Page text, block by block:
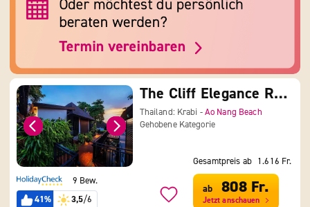
The Cliff Elegance Resort
Thailand: Krabi -Ao Nang Beach
Gehobene Kategorie
9 Bew.
41%
3,5/6
Gesamtpreis ab 1.616 Fr.
ab 808 Fr.
Jetzt anschauen